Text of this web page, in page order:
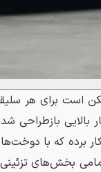
است برای هر
بالایی
برده که با
بخش‌های